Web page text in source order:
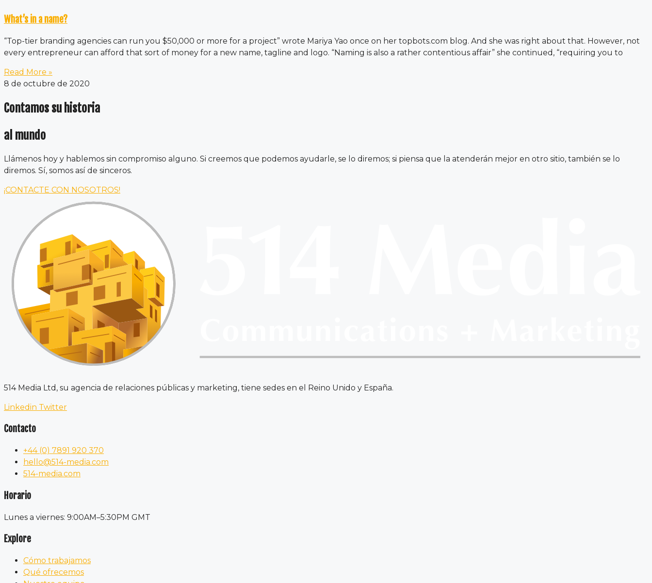
What’s in a name?
“Top-tier branding agencies can run you $50,000 or more for a project” wrote Mariya Yao once on her topbots.com blog. And she was right about that. However, not
every entrepreneur can afford that sort of money for a new name, tagline and logo. “Naming is also a rather contentious affair” she continued, “requiring you to
Read More »
8 de octubre de 2020
Contamos su historia
al mundo
Llámenos hoy y hablemos sin compromiso alguno. Si creemos que podemos ayudarle, se lo diremos; si piensa que la atenderán mejor en otro sitio, también se lo
diremos. Sí, somos así de sinceros.
¡CONTACTE CON NOSOTROS!
514 Media Ltd, su agencia de relaciones públicas y marketing, tiene sedes en el Reino Unido y España.
Linkedin Twitter
Contacto
+44 (0) 7891 920 370
hello@514-media.com
514-media.com
Horario
Lunes a viernes: 9:00AM–5:30PM GMT
Explore
Cómo trabajamos
Qué ofrecemos